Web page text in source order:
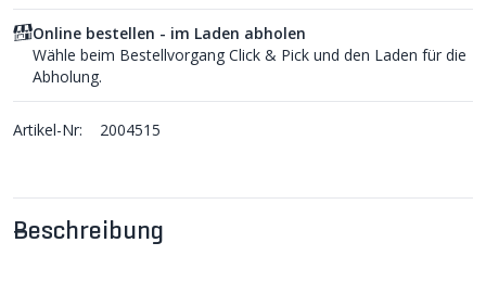
Beschreibung
Online bestellen - im Laden abholen
Wähle beim Bestellvorgang Click & Pick und den Laden für die
Abholung.
Artikel-Nr: 2004515